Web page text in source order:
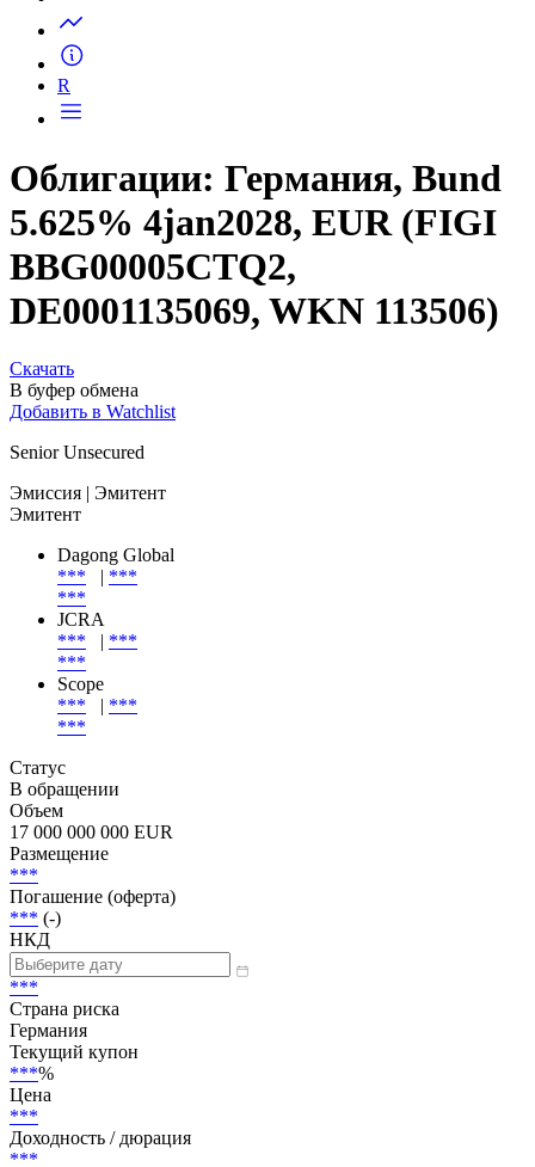
Облигации: Германия, Bund
5.625% 4jan2028, EUR (FIGI
DE0001135069, WKN 113506)
Скачать
Добавить в Watchlist
Эмиссия | Эмитент
Эмитент
Dagong Global
***
***
JCRA
***
Scope
*** |***
***
Статус
В обращении
Объем
17 000 000 000 EUR
Размещение
***
Погашение (оферта)
***
НКД
***
Страна риска
Германия
Текущий купон
***